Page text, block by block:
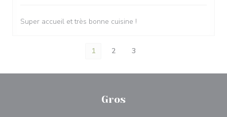
Super accueil et très bonne cuisine !
1 2 3
Gros